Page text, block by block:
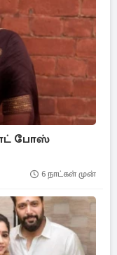
போஸ்
6 நாட்கள் முன்